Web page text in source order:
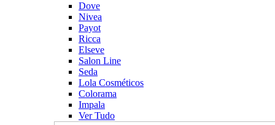
Dove
Nivea
Payot
Ricca
Elseve
Salon Line
Seda
Lola Cosméticos
Colorama
Impala
Ver Tudo